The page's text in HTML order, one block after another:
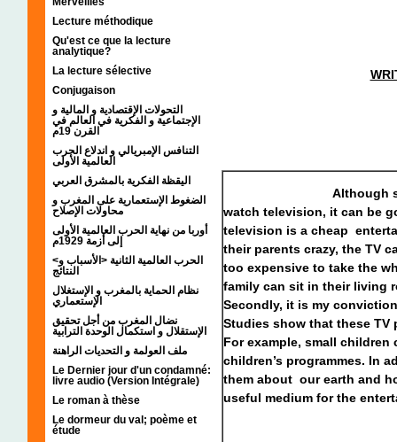
Lecture méthodique
Qu'est ce que la lecture
analytique?
La lecture sélective
Conjugaison
التحولات الإقتصادية و المالية و
الإجتماعية و الفكرية في العالم في
القرن 19م
التنافس الإمبريالي و اندلاع الحرب
العالمية الأولى
اليقظة الفكرية بالمشرق العربي
الضغوط الإستعمارية على المغرب و
محاولات الإصلاح
أوربا من نهاية الحرب العالمية الأولى
إلى أزمة 1929م
<الحرب العالمية الثانية <الأسباب و
النتائج
نظام الحماية بالمغرب و الإستغلال
الإستعماري
نضال المغرب من أجل تحقيق
الإستقلال و استكمال الوحدة الترابية
ملف العولمة و التحديات الراهنة
Le Dernier jour d'un condamné:
livre audio (Version Intégrale)
Le roman à thèse
Le dormeur du val; poème et
étude
Although some
watch television, it can be
television is a cheap
their parents crazy, the TV
too expensive to take the
family can sit in their living
Secondly, it is my
Studies show that these
For example, small children
children’s programmes. In
them about our earth and
useful medium for the